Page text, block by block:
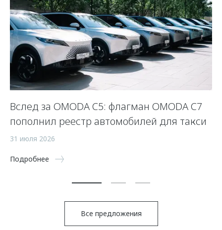
Вслед за OMODA C5: флагман OMODA C7
пополнил реестр автомобилей для такси
31 июля 2026
Подробнее
Все предложения